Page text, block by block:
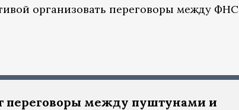
организовать переговоры между ФНС
переговоры между пуштунами и